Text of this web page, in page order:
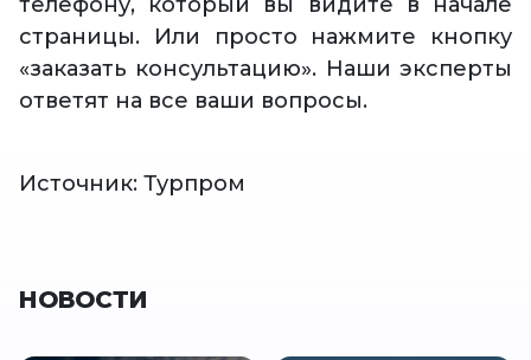
страницы. Или просто нажмите кнопку
«заказать консультацию». Наши эксперты
ответят на все ваши вопросы.
Источник: Турпром
НОВОСТИ